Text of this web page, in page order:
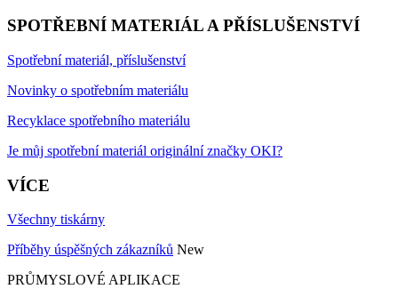
SPOTŘEBNÍ MATERIÁL A PŘÍSLUŠENSTVÍ
Spotřební materiál, příslušenství
Novinky o spotřebním materiálu
Recyklace spotřebního materiálu
Je můj spotřební materiál originální značky OKI?
VÍCE
Všechny tiskárny
Příběhy úspěšných zákazníků New
PRŮMYSLOVÉ APLIKACE